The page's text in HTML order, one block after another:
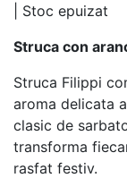
Stoc epuizat
Struca con
Struca Filippi
aroma delicata
clasic de
transforma
rasfat festiv.